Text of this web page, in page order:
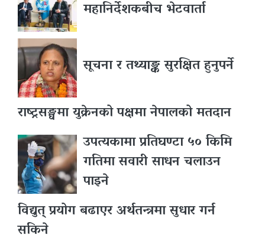
महानिर्देशकबीच भेटवार्ता
सूचना र तथ्याङ्क सुरक्षित हुनुपर्ने
राष्ट्रसङ्घमा युक्रेनको पक्षमा नेपालको मतदान
उपत्यकामा प्रतिघण्टा ५० किमि
गतिमा सवारी साधन चलाउन
पाइने
विद्युत् प्रयोग बढाएर अर्थतन्त्रमा सुधार गर्न
सकिने